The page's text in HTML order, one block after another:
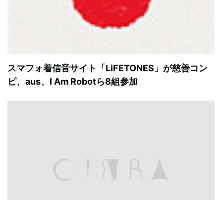
スマフォ着信音サイト「LiFETONES」が慈善コン
ピ、aus、I Am Robotら8組参加